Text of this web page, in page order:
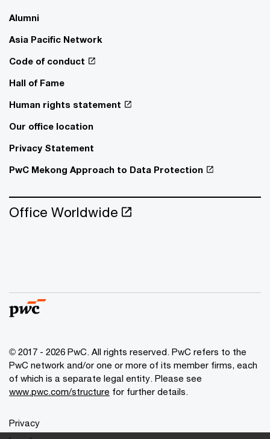
Alumni
Asia Pacific Network
Code of conduct
Hall of Fame
Human rights statement
Our office location
Privacy Statement
PwC Mekong Approach to Data Protection
Office Worldwide
© 2017 - 2026 PwC. All rights reserved. PwC refers to the
PwC network and/or one or more of its member firms, each
of which is a separate legal entity. Please see
www.pwc.com/structure for further details.
Privacy